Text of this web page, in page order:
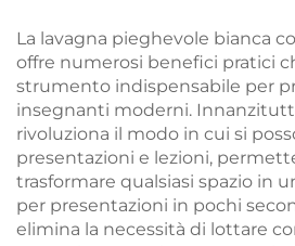
La lavagna pieghevole bianca
offre numerosi benefici pratici
strumento indispensabile per
insegnanti moderni.
rivoluziona il modo in cui si
presentazioni e lezioni,
trasformare qualsiasi spazio in
per presentazioni in pochi
elimina la necessità di lottare